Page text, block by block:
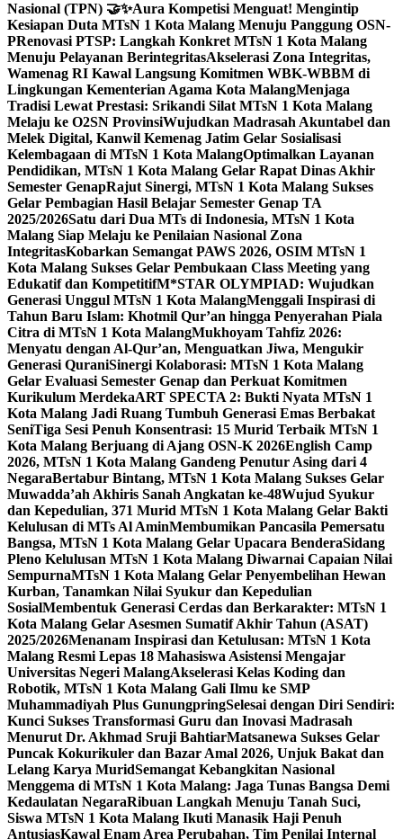
Nasional (TPN) 🤝✨Aura Kompetisi Menguat! Mengintip
Kesiapan Duta MTsN 1 Kota Malang Menuju Panggung OSN-
PRenovasi PTSP: Langkah Konkret MTsN 1 Kota Malang
Menuju Pelayanan BerintegritasAkselerasi Zona Integritas,
Wamenag RI Kawal Langsung Komitmen WBK-WBBM di
Lingkungan Kementerian Agama Kota MalangMenjaga
Tradisi Lewat Prestasi: Srikandi Silat MTsN 1 Kota Malang
Melaju ke O2SN ProvinsiWujudkan Madrasah Akuntabel dan
Melek Digital, Kanwil Kemenag Jatim Gelar Sosialisasi
Kelembagaan di MTsN 1 Kota MalangOptimalkan Layanan
Pendidikan, MTsN 1 Kota Malang Gelar Rapat Dinas Akhir
Semester GenapRajut Sinergi, MTsN 1 Kota Malang Sukses
Gelar Pembagian Hasil Belajar Semester Genap TA
2025/2026Satu dari Dua MTs di Indonesia, MTsN 1 Kota
Malang Siap Melaju ke Penilaian Nasional Zona
IntegritasKobarkan Semangat PAWS 2026, OSIM MTsN 1
Kota Malang Sukses Gelar Pembukaan Class Meeting yang
Edukatif dan KompetitifM*STAR OLYMPIAD: Wujudkan
Generasi Unggul MTsN 1 Kota MalangMenggali Inspirasi di
Tahun Baru Islam: Khotmil Qur’an hingga Penyerahan Piala
Citra di MTsN 1 Kota MalangMukhoyam Tahfiz 2026:
Menyatu dengan Al-Qur’an, Menguatkan Jiwa, Mengukir
Generasi QuraniSinergi Kolaborasi: MTsN 1 Kota Malang
Gelar Evaluasi Semester Genap dan Perkuat Komitmen
Kurikulum MerdekaART SPECTA 2: Bukti Nyata MTsN 1
Kota Malang Jadi Ruang Tumbuh Generasi Emas Berbakat
SeniTiga Sesi Penuh Konsentrasi: 15 Murid Terbaik MTsN 1
Kota Malang Berjuang di Ajang OSN-K 2026English Camp
2026, MTsN 1 Kota Malang Gandeng Penutur Asing dari 4
NegaraBertabur Bintang, MTsN 1 Kota Malang Sukses Gelar
Muwadda’ah Akhiris Sanah Angkatan ke-48Wujud Syukur
dan Kepedulian, 371 Murid MTsN 1 Kota Malang Gelar Bakti
Kelulusan di MTs Al AminMembumikan Pancasila Pemersatu
Bangsa, MTsN 1 Kota Malang Gelar Upacara BenderaSidang
Pleno Kelulusan MTsN 1 Kota Malang Diwarnai Capaian Nilai
SempurnaMTsN 1 Kota Malang Gelar Penyembelihan Hewan
Kurban, Tanamkan Nilai Syukur dan Kepedulian
SosialMembentuk Generasi Cerdas dan Berkarakter: MTsN 1
Kota Malang Gelar Asesmen Sumatif Akhir Tahun (ASAT)
2025/2026Menanam Inspirasi dan Ketulusan: MTsN 1 Kota
Malang Resmi Lepas 18 Mahasiswa Asistensi Mengajar
Universitas Negeri MalangAkselerasi Kelas Koding dan
Robotik, MTsN 1 Kota Malang Gali Ilmu ke SMP
Muhammadiyah Plus GunungpringSelesai dengan Diri Sendiri:
Kunci Sukses Transformasi Guru dan Inovasi Madrasah
Menurut Dr. Akhmad Sruji BahtiarMatsanewa Sukses Gelar
Puncak Kokurikuler dan Bazar Amal 2026, Unjuk Bakat dan
Lelang Karya MuridSemangat Kebangkitan Nasional
Menggema di MTsN 1 Kota Malang: Jaga Tunas Bangsa Demi
Kedaulatan NegaraRibuan Langkah Menuju Tanah Suci,
Siswa MTsN 1 Kota Malang Ikuti Manasik Haji Penuh
AntusiasKawal Enam Area Perubahan, Tim Penilai Internal